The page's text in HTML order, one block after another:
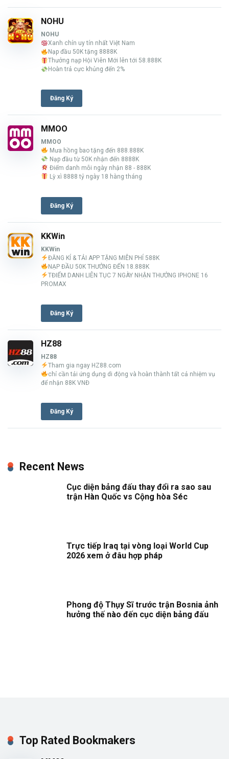
NOHU
NOHU
Xanh chín uy tín nhất Việt Nam
Nạp đầu 50K tặng 8888K
Thưởng nạp Hội Viên Mới lên tới 58.888K
Hoàn trả cực khủng đến 2%
Đăng Ký
MMOO
MMOO
Mưa hồng bao tặng đến 888.888K
Nạp đầu từ 50K nhận đến 8888K
Điểm danh mỗi ngày nhận 88 - 888K
Lỳ xì 8888 tỷ ngày 18 hàng tháng
Đăng Ký
KKWin
KKWin
ĐĂNG KÍ & TẢI APP TẶNG MIỄN PHÍ 588K
NẠP ĐẦU 50K THƯỞNG ĐẾN 18.888K
TĐIỂM DANH LIÊN TỤC 7 NGÀY NHẬN THƯỞNG IPHONE 16
PROMAX
Đăng Ký
HZ88
HZ88
Tham gia ngay HZ88.com
chỉ cần tải ứng dụng di động và hoàn thành tất cả nhiệm vụ
để nhận 88K VNĐ
Đăng Ký
Recent News
Cục diện bảng đấu thay đổi ra sao sau
trận Hàn Quốc vs Cộng hòa Séc
Trực tiếp Iraq tại vòng loại World Cup
2026 xem ở đâu hợp pháp
Phong độ Thụy Sĩ trước trận Bosnia ảnh
hưởng thế nào đến cục diện bảng đấu
Top Rated Bookmakers